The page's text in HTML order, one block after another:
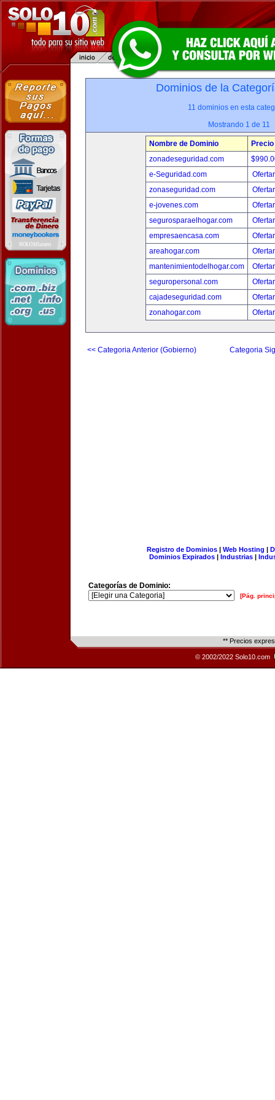
Dominios de la
11 dominios en esta
Mostrando 1 de 11
Nombre de Dominio
Precio
zonadeseguridad.com
e-Seguridad.com
zonaseguridad.com
e-jovenes.com
segurosparaelhogar.com
empresaencasa.com
areahogar.com
mantenimientodelhogar.com
seguropersonal.com
cajadeseguridad.com
zonahogar.com
<< Categoria Anterior (Gobierno) Categoria
Registro de Dominios| Web Hosting |
Dominios Expirados | Industrias |
Categorías de Dominio:
[Pág.
** Precios
© 2002/2022 Solo10.com